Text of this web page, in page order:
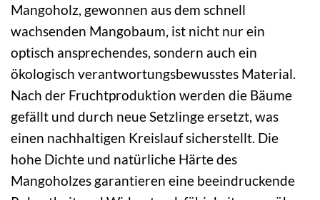
Mangoholz, gewonnen aus dem schnell
wachsenden Mangobaum, ist nicht nur ein
optisch ansprechendes, sondern auch ein
ökologisch verantwortungsbewusstes Material.
Nach der Fruchtproduktion werden die Bäume
gefällt und durch neue Setzlinge ersetzt, was
einen nachhaltigen Kreislauf sicherstellt. Die
hohe Dichte und natürliche Härte des
Mangoholzes garantieren eine beeindruckende